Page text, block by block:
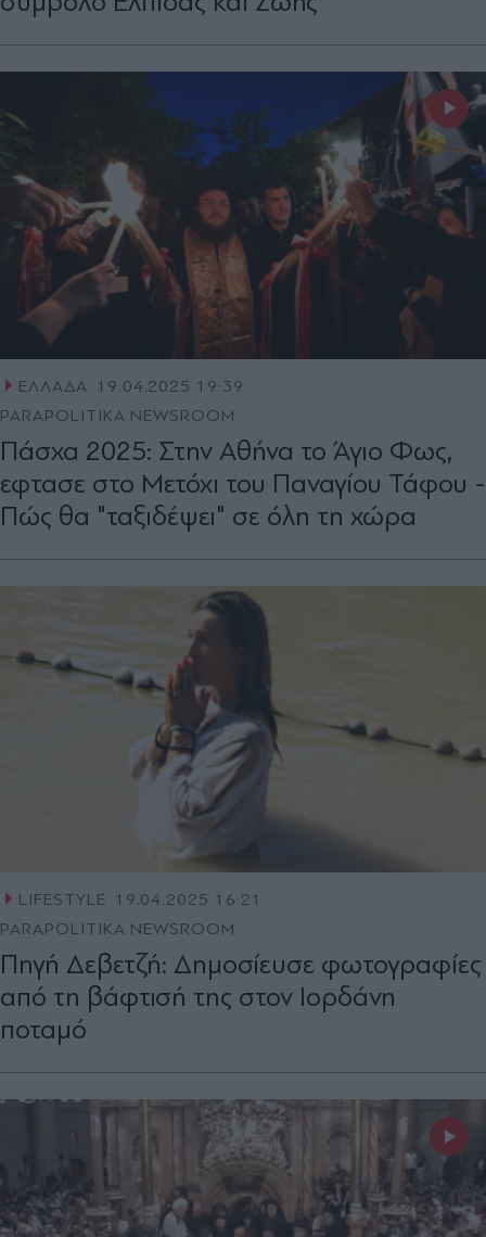
ΕΛΛΑΔΑ 19.04.2025 19:39
PARAPOLITIKA NEWSROOM
Πάσχα 2025: Στην Αθήνα το Άγιο Φως,
εφτασε στο Μετόχι του Παναγίου Τάφου -
Πώς θα "ταξιδέψει" σε όλη τη χώρα
LIFESTYLE 19.04.2025 16:21
PARAPOLITIKA NEWSROOM
Πηγή Δεβετζή: Δημοσίευσε φωτογραφίες
από τη βάφτισή της στον Ιορδάνη
ποταμό